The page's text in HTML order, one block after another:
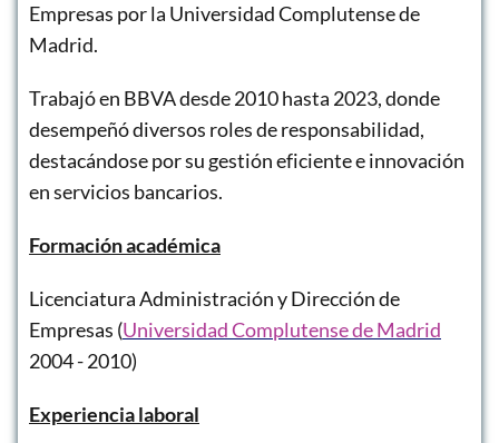
Empresas por la Universidad Complutense de
Madrid.
Trabajó en BBVA desde 2010 hasta 2023, donde
desempeñó diversos roles de responsabilidad,
destacándose por su gestión eficiente e innovación
en servicios bancarios.
Formación académica
Licenciatura Administración y Dirección de
Empresas (Universidad Complutense de Madrid
2004 - 2010)
Experiencia laboral